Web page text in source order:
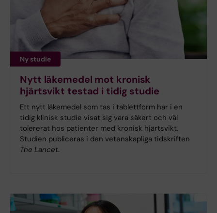
Ny studie
Nytt läkemedel mot kronisk
hjärtsvikt testad i tidig studie
Ett nytt läkemedel som tas i tablettform har i en
tidig klinisk studie visat sig vara säkert och väl
tolererat hos patienter med kronisk hjärtsvikt.
Studien publiceras i den vetenskapliga tidskriften
The Lancet.